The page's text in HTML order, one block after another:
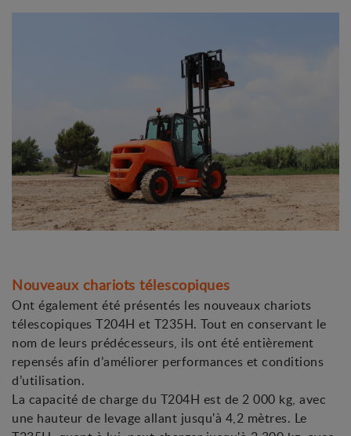
Nouveaux chariots télescopiques
Ont également été présentés les nouveaux chariots
télescopiques T204H et T235H. Tout en conservant le
nom de leurs prédécesseurs, ils ont été entièrement
repensés afin d’améliorer performances et conditions
d’utilisation.
La capacité de charge du T204H est de 2 000 kg, avec
une hauteur de levage allant jusqu'à 4,2 mètres. Le